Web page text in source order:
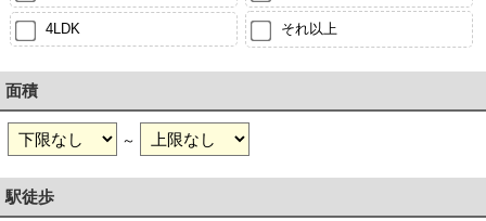
4LDK それ以上
面積
～
駅徒歩